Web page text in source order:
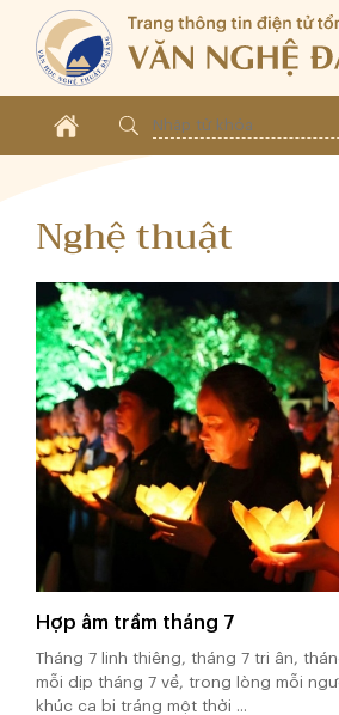
Nghệ thuật
Hợp âm trầm tháng 7
Tháng 7 linh thiêng, tháng 7 tri ân,
mỗi dịp tháng 7 về, trong lòng mỗi
khúc ca bi tráng một thời ...